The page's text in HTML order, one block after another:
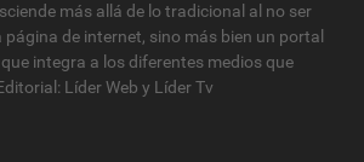
más allá de lo tradicional al no ser
de internet, sino más bien un portal
integra a los diferentes medios que
Líder Web y Líder Tv